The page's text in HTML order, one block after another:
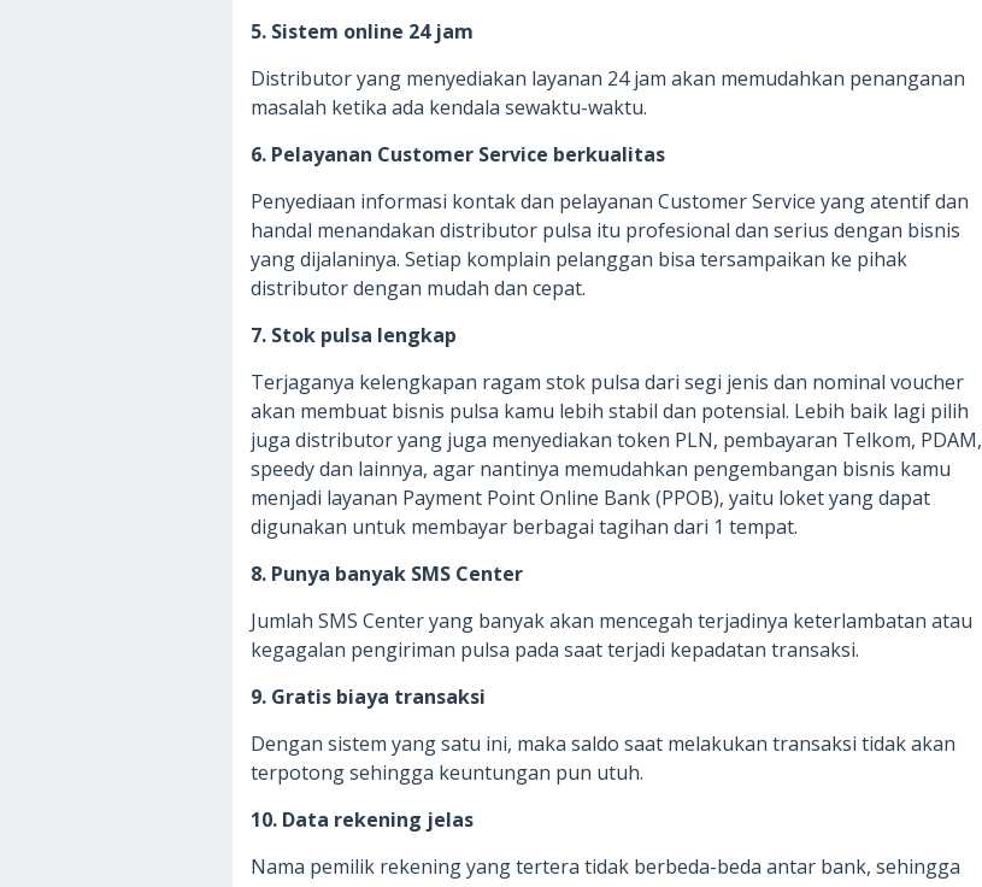
5. Sistem online 24 jam
Distributor yang menyediakan layanan 24 jam akan memudahkan penanganan
masalah ketika ada kendala sewaktu-waktu.
6. Pelayanan Customer Service berkualitas
Penyediaan informasi kontak dan pelayanan Customer Service yang atentif dan
handal menandakan distributor pulsa itu profesional dan serius dengan bisnis
yang dijalaninya. Setiap komplain pelanggan bisa tersampaikan ke pihak
distributor dengan mudah dan cepat.
7. Stok pulsa lengkap
Terjaganya kelengkapan ragam stok pulsa dari segi jenis dan nominal voucher
akan membuat bisnis pulsa kamu lebih stabil dan potensial. Lebih baik lagi pilih
juga distributor yang juga menyediakan token PLN, pembayaran Telkom, PDAM,
speedy dan lainnya, agar nantinya memudahkan pengembangan bisnis kamu
menjadi layanan Payment Point Online Bank (PPOB), yaitu loket yang dapat
digunakan untuk membayar berbagai tagihan dari 1 tempat.
8. Punya banyak SMS Center
Jumlah SMS Center yang banyak akan mencegah terjadinya keterlambatan atau
kegagalan pengiriman pulsa pada saat terjadi kepadatan transaksi.
9. Gratis biaya transaksi
Dengan sistem yang satu ini, maka saldo saat melakukan transaksi tidak akan
terpotong sehingga keuntungan pun utuh.
10. Data rekening jelas
Nama pemilik rekening yang tertera tidak berbeda-beda antar bank, sehingga